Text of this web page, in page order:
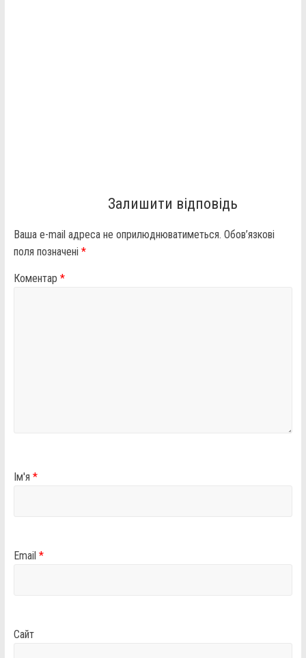
Залишити відповідь
Ваша e-mail адреса не оприлюднюватиметься. Обов’язкові
поля позначені *
Коментар *
Ім'я *
Email *
Сайт